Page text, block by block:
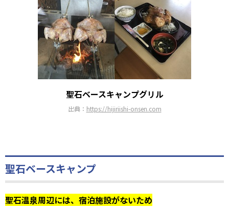
聖石ベースキャンプグリル
出典： https://hijiriishi-onsen.com
聖石ベースキャンプ
聖石温泉周辺には、宿泊施設がないため